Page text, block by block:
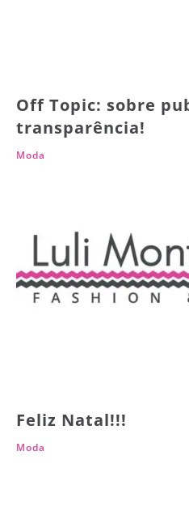
Off Topic: sobre
transparência!
Moda
Feliz Natal!!!
Moda